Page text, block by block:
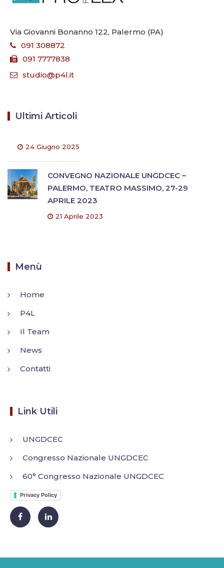
Via Giovanni Bonanno 122, Palermo (PA)
091 308872
091 7777838
studio@p4l.it
Ultimi Articoli
24 Giugno 2025
CONVEGNO NAZIONALE UNGDCEC –
PALERMO, TEATRO MASSIMO, 27-29
APRILE 2023
21 Aprile 2023
Menù
Home
P4L
Il Team
News
Contatti
Link Utili
UNGDCEC
Congresso Nazionale UNGDCEC
60° Congresso Nazionale UNGDCEC
Privacy Policy